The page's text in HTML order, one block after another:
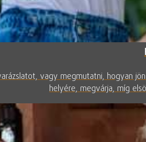
vagy megmutatni, hogyan
helyére, megvárja, míg